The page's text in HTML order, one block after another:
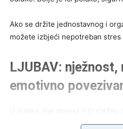
Ako se držite jednostavnog i
možete izbjeći nepotreban
LJUBAV: nježnost,
emotivno
U ljubavi maj donosi vrlo nježnu
ste u vezi, odnos postaje topliji i